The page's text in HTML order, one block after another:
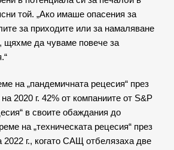
той. „Ако имаше опасения за
за приходите или за намаляване
щяхме да чуваме повече за
на „пандемичната рецесия“ през
2020 г. 42% от компаниите от S&P
в своите обаждания до
на „техническата рецесия“ през
2022 г., когато САЩ отбелязаха две